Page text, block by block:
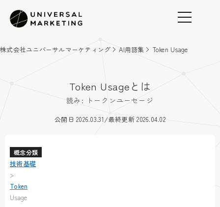
株式会社ユニバーサルマーケティング AI用語集 Token Usage
Token Usageとは
読み: トークンユーセージ
公開日 2026.03.31/最終更新 2026.04.02
概念分類
技術基礎
>
Token
Usage